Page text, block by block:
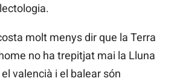
molt menys dir que la Terra
no ha trepitjat mai la Lluna
valencià i el balear són